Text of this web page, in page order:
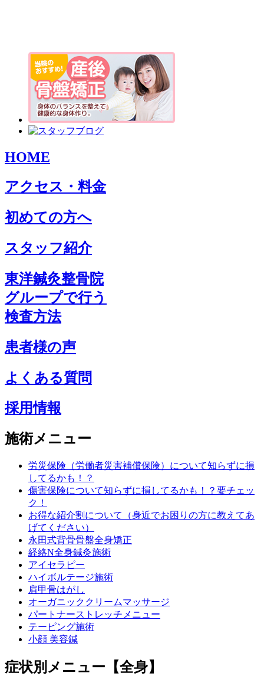
HOME
アクセス・料金
初めての方へ
スタッフ紹介
東洋鍼灸整骨院
グループで行う
検査方法
患者様の声
よくある質問
採用情報
施術メニュー
労災保険（労働者災害補償保険）について知らずに損
してるかも！？
傷害保険について知らずに損してるかも！？要チェッ
ク！
お得な紹介割について（身近でお困りの方に教えてあ
げてください）
永田式背骨骨盤全身矯正
経絡N全身鍼灸施術
アイセラピー
ハイボルテージ施術
肩甲骨はがし
オーガニッククリームマッサージ
パートナーストレッチメニュー
テーピング施術
小顔 美容鍼
症状別メニュー【全身】